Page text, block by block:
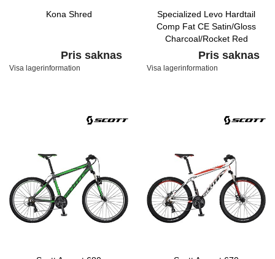
Kona Shred
Pris saknas
Visa lagerinformation
Specialized Levo Hardtail
Comp Fat CE Satin/Gloss
Charcoal/Rocket Red
Pris saknas
Visa lagerinformation